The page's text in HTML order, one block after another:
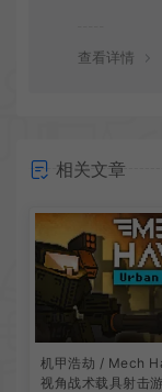
查看详情
相关文章
机甲浩劫 / Mech
视角战术载具射击